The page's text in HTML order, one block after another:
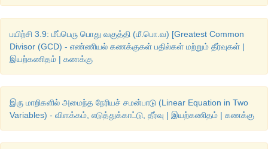
பயிற்சி 3.9: மீப்பெரு பொது வகுத்தி (மீ.பொ.வ) [Greatest Common
Divisor (GCD) - எண்ணியல் கணக்குகள் பதில்கள் மற்றும் தீர்வுகள் |
இயற்கணிதம் | கணக்கு
இரு மாறிகளில் அமைந்த நேரியச் சமன்பாடு (Linear Equation in Two
Variables) - விளக்கம், எடுத்துக்காட்டு, தீர்வு | இயற்கணிதம் | கணக்கு